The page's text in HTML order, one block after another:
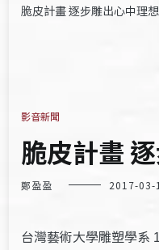
脆皮計畫 逐步雕出心中理想
影音新聞
脆皮計畫
鄭盈盈 2017-03-
台灣藝術大學雕塑學系